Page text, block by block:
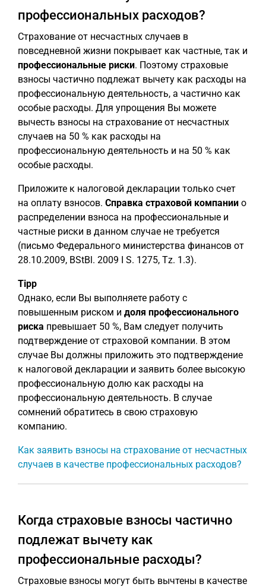
профессиональных расходов?
Страхование от несчастных случаев в
повседневной жизни покрывает как частные, так и
профессиональные риски. Поэтому страховые
взносы частично подлежат вычету как расходы на
профессиональную деятельность, а частично как
особые расходы. Для упрощения Вы можете
вычесть взносы на страхование от несчастных
случаев на 50 % как расходы на
профессиональную деятельность и на 50 % как
особые расходы.
Приложите к налоговой декларации только счет
на оплату взносов. Справка страховой компании о
распределении взноса на профессиональные и
частные риски в данном случае не требуется
(письмо Федерального министерства финансов от
28.10.2009, BStBl. 2009 I S. 1275, Tz. 1.3).
Tipp
Однако, если Вы выполняете работу с
повышенным риском и доля профессионального
риска превышает 50 %, Вам следует получить
подтверждение от страховой компании. В этом
случае Вы должны приложить это подтверждение
к налоговой декларации и заявить более высокую
профессиональную долю как расходы на
профессиональную деятельность. В случае
сомнений обратитесь в свою страховую
компанию.
Как заявить взносы на страхование от несчастных
случаев в качестве профессиональных расходов?
Когда страховые взносы частично
подлежат вычету как
профессиональные расходы?
Страховые взносы могут быть вычтены в качестве